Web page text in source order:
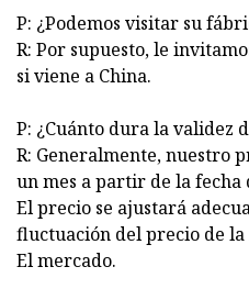
P: ¿Podemos visitar su
R: Por supuesto, le
si viene a China.
P: ¿Cuánto dura la validez
R: Generalmente, nuestro
un mes a partir de la fecha
El precio se ajustará
fluctuación del precio de
El mercado.